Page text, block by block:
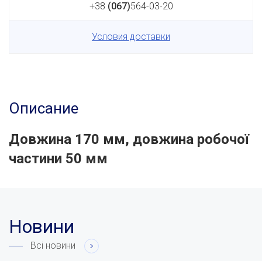
+38 (067)564-03-20
Условия доставки
Описание
Довжина 170 мм, довжина робочої
частини 50 мм
Новини
Всі новини